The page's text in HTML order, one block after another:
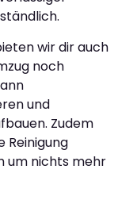
wir dir auch
noch
und
Zudem
Reinigung
um nichts mehr